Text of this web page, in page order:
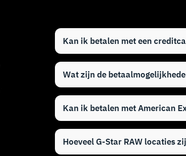
Kan ik betalen met een
Wat zijn de
Kan ik betalen met American
Hoeveel G-Star RAW locaties